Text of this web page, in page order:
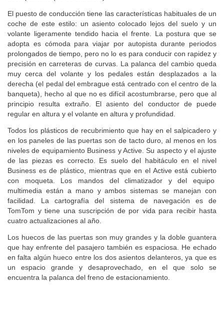
El puesto de conducción tiene las características habituales de un
coche de este estilo: un asiento colocado lejos del suelo y un
volante ligeramente tendido hacia el frente. La postura que se
adopta es cómoda para viajar por autopista durante periodos
prolongados de tiempo, pero no lo es para conducir con rapidez y
precisión en carreteras de curvas. La palanca del cambio queda
muy cerca del volante y los pedales están desplazados a la
derecha (el pedal del embrague está centrado con el centro de la
banqueta), hecho al que no es difícil acostumbrarse, pero que al
principio resulta extraño. El asiento del conductor de puede
Todos los plásticos de recubrimiento que hay en el salpicadero y
en los paneles de las puertas son de tacto duro, al menos en los
niveles de equipamiento Business y Active. Su aspecto y el ajuste
de las piezas es correcto. Es suelo del habitáculo en el nivel
Business es de plástico, mientras que en el Active está cubierto
con moqueta. Los mandos del climatizador y del equipo
multimedia están a mano y ambos sistemas se manejan con
facilidad. La cartografía del sistema de navegación es de
TomTom y tiene una suscripción de por vida para recibir hasta
Los huecos de las puertas son muy grandes y la doble guantera
que hay enfrente del pasajero también es espaciosa. He echado
en falta algún hueco entre los dos asientos delanteros, ya que es
un espacio grande y desaprovechado, en el que solo se